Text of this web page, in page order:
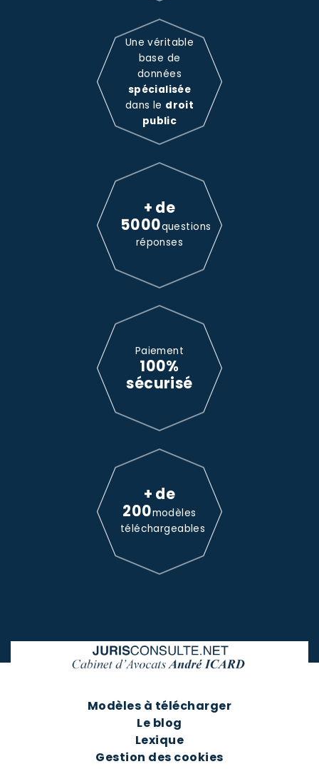
Une véritable
base de
données
spécialisée
dans le droit
public
+ de
5000questions
réponses
Paiement
100%
sécurisé
+ de
200modèles
téléchargeables
Modèles à télécharger
Le blog
Lexique
Gestion des cookies